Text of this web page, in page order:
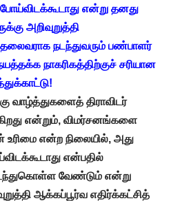
என்று தனது
அறிவுறுத்தி
நடந்துவரும் பண்பாளர்
நாகரிகத்திற்குச் சரியான
வாழ்த்துகளைத் திராவிடர்
என்றும், விமர்சனங்களை
உரிமை என்ற நிலையில், அது
என்பதில்
வேண்டும் என்று
ஆக்கப்பூர்வ எதிர்க்கட்சித்